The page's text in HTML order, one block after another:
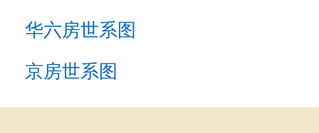
华六房世系图
京房世系图